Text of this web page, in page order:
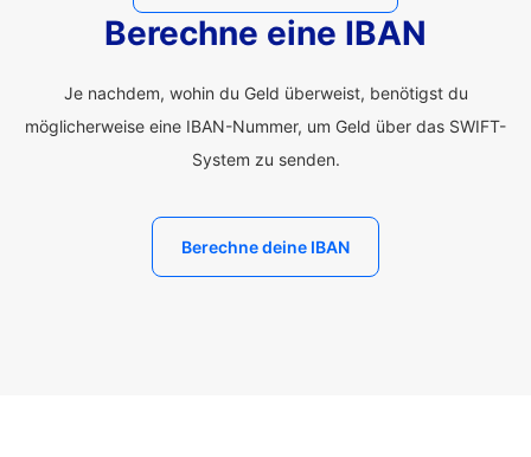
Berechne eine IBAN
Je nachdem, wohin du Geld überweist, benötigst du
möglicherweise eine IBAN-Nummer, um Geld über das SWIFT-
System zu senden.
Berechne deine IBAN